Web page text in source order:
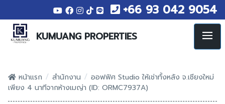
+66 93 042 9054
KUMUANG PROPERTIES
หน้าแรก / สำนักงาน / ออฟฟิศ Studio ให้เช่าทั้งหลัง จ.เชียงใหม่
เพียง 4 นาทีจากห้างเมญ่า (ID: ORMC7937A)